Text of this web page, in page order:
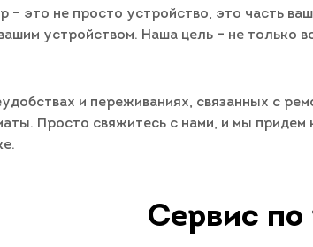
– это не просто устройство, это часть
устройством. Наша цель – не только
и переживаниях, связанных с
Просто свяжитесь с нами, и мы придем
Сервис по